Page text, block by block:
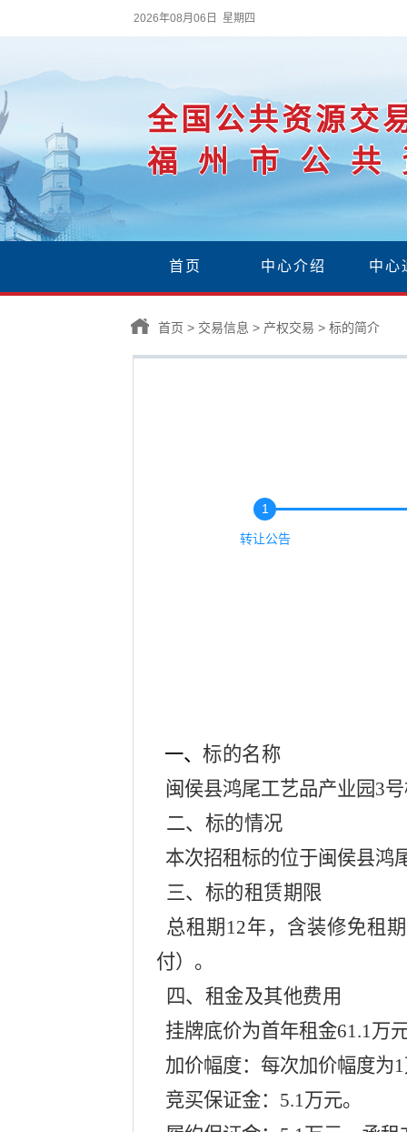
2026年08月06日 星期四
全国公共资源交
福州市公
首页 中心介绍 中心
首页 > 交易信息 > 产权交易 > 标的简介
1
转让公告
一、 标的名称
闽侯县鸿尾工艺品产业园3
二、 标的情况
本次招租标的位于闽侯县鸿
三、 标的租赁期限
总租期 12年，含装修免租
付）。
四、 租金及其他费用
挂牌底价为首年租金61.1万
加价幅度：每次加价幅度为
竞买保证金： 5.1万元。